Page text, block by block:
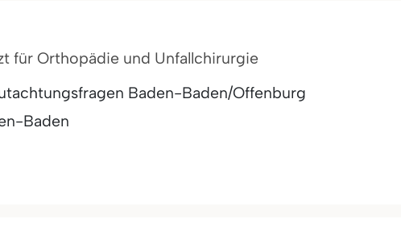
für Orthopädie und Unfallchirurgie
Baden-Baden/Offenburg
Baden